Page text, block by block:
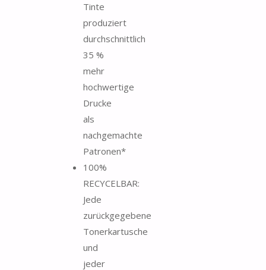
Tinte
produziert
durchschnittlich
35 %
mehr
hochwertige
Drucke
als
nachgemachte
Patronen*
100%
RECYCELBAR:
Jede
zurückgegebene
Tonerkartusche
und
jeder